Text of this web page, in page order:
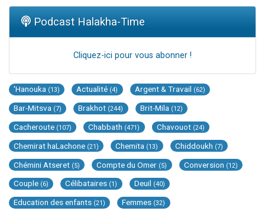
Podcast Halakha-Time
Cliquez-ici pour vous abonner !
'Hanouka (13) Actualité (4) Argent & Travail (62)
Bar-Mitsva (7) Brakhot (244) Brit-Mila (12)
Cacheroute (107) Chabbath (471) Chavouot (24)
Chemirat haLachone (21) Chemita (13) Chiddoukh (7)
Chémini Atseret (5) Compte du Omer (5) Conversion (12)
Couple (6) Célibataires (1) Deuil (40)
Education des enfants (21) Femmes (32)